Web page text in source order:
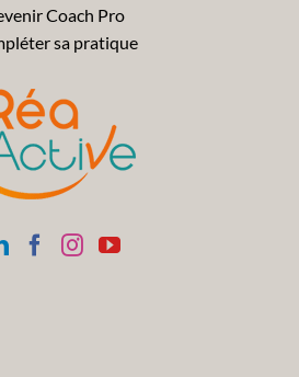
Coach Pro
sa pratique